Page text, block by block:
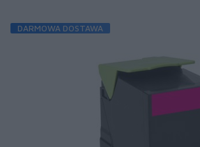
DARMOWA DOSTAWA